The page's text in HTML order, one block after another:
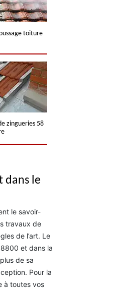
toiture
zingueries 58
dans le
le savoir-
travaux de
de l’art. Le
et dans la
de sa
Pour la
à toutes vos